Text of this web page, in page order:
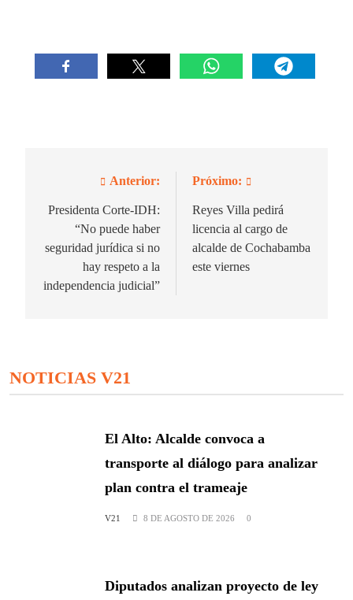
Navegación
de
entradas
Anterior:
Presidenta Corte-IDH:
“No puede haber
seguridad jurídica si no
hay respeto a la
independencia judicial”
Próximo:
Reyes Villa pedirá
licencia al cargo de
alcalde de Cochabamba
este viernes
NOTICIAS V21
El Alto: Alcalde convoca a
transporte al diálogo para analizar
plan contra el trameaje
V21 8 DE AGOSTO DE 2026 0
Diputados analizan proyecto de ley